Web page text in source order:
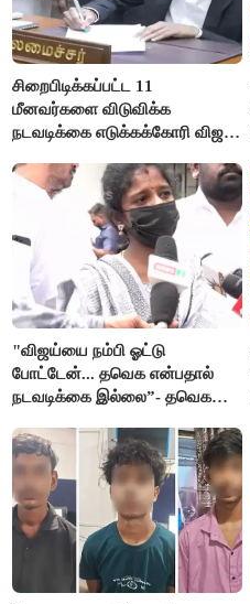
சிறைபிடிக்கப்பட்ட 11
மீனவர்களை விடுவிக்க
நடவடிக்கை எடுக்கக்கோரி விஜய்
"விஜய்யை நம்பி ஓட்டு
போட்டேன்... தவெக என்பதால்
நடவடிக்கை இல்லை”- தவெக
கதறல்